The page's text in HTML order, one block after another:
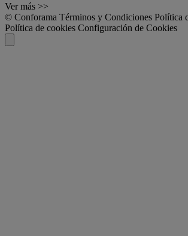
Ver más >>
© Conforama Términos y Condiciones Política
Política de cookies Configuración de Cookies